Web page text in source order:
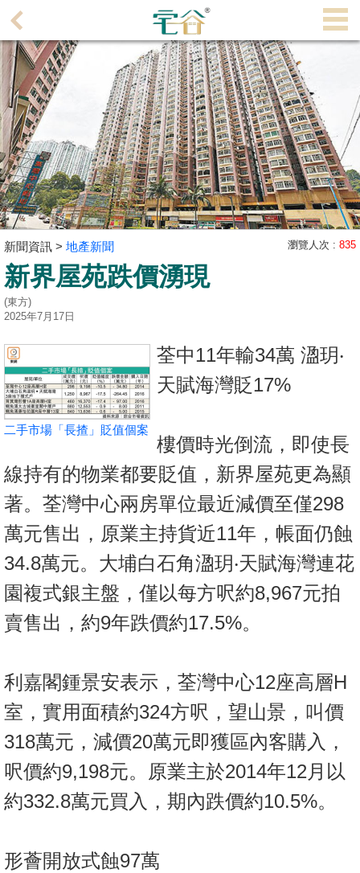
理
主
頁
搵
樓/
成
交
業
主
放
盤
谷
按
揭
地
博
客
地
新
聞
數
公
佈
置
業
手
冊
於
新聞資訊 > 地產新聞 瀏覽人次 : 835
新界屋苑跌價湧現
(東方)
2025年7月17日
二手市場「長揸」貶值個案
荃中11年輸34萬 溋玥‧
天賦海灣貶17%
樓價時光倒流，即使長
線持有的物業都要貶值，新界屋苑更為顯
著。荃灣中心兩房單位最近減價至僅298
萬元售出，原業主持貨近11年，帳面仍蝕
34.8萬元。大埔白石角溋玥‧天賦海灣連花
園複式銀主盤，僅以每方呎約8,967元拍
賣售出，約9年跌價約17.5%。
利嘉閣鍾景安表示，荃灣中心12座高層H
室，實用面積約324方呎，望山景，叫價
318萬元，減價20萬元即獲區內客購入，
呎價約9,198元。原業主於2014年12月以
約332.8萬元買入，期內跌價約10.5%。
形薈開放式蝕97萬